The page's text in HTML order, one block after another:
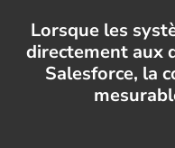
Lorsque les
directement aux
Salesforce, la